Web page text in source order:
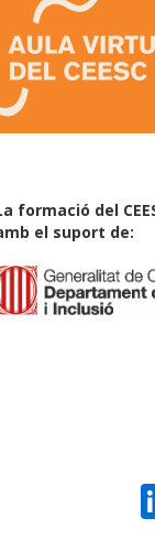
formació del
el suport de: